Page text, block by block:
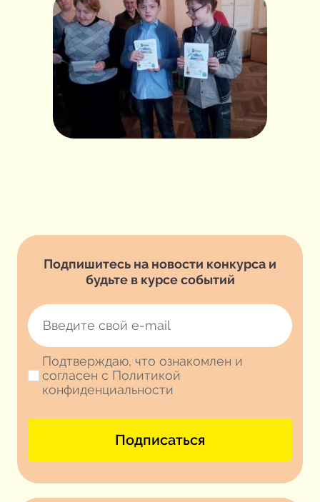
Подпишитесь на новости конкурса и
будьте в курсе событий
Подтверждаю, что ознакомлен и
согласен с Политикой
конфиденциальности
Подписаться